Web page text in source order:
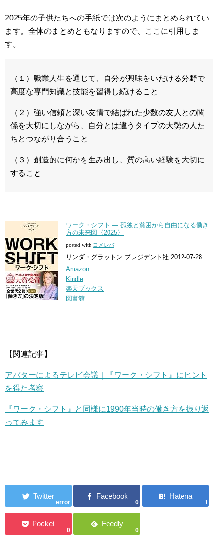
2025年の子供たちへの手紙では次のようにまとめられてい
ます。全体のまとめともなりますので、ここに引用しま
す。
（１）職業人生を通じて、自分が興味をいだける分野で
高度な専門知識と技能を習得し続けること
（２）強い信頼と深い友情で結ばれた少数の友人との関
係を大切にしながら、自分とは違うタイプの大勢の人た
ちとつながり合うこと
（３）創造的に何かを生み出し、質の高い経験を大切に
すること
ワーク・シフト ― 孤独と貧困から自由になる働き
方の未来図〈2025〉
posted with ヨメレバ
リンダ・グラットン プレジデント社 2012-07-28
Amazon
Kindle
楽天ブックス
図書館
【関連記事】
アバターによるテレビ会議｜『ワーク・シフト』にヒント
を得た考察
『ワーク・シフト』と同様に1990年当時の働き方を振り返
ってみます
error 0
0 0